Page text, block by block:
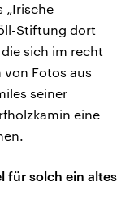
„Irische
Stiftung dort
sich im recht
Fotos aus
seiner
eine
für solch ein altes